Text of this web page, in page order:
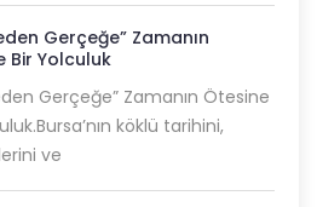
Gerçeğe” Zamanın
Bir Yolculuk
Gerçeğe” Zamanın Ötesine
köklü tarihini,
ve